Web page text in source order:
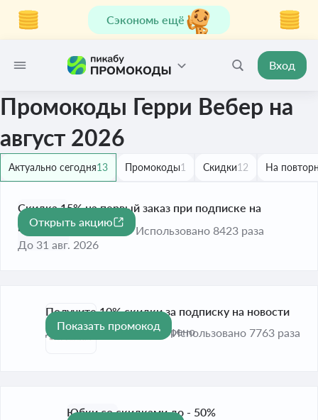
Сэкономь ещё
Вход
Промокоды Герри Вебер на
август 2026
Актуально сегодня13 Промокоды1 Скидки12 На
-15%
Скидка 15% на первый заказ при подписке на
рассылку
До 31 авг. 2026
Открыть акцию
Использовано 8423 раза
Получите 10% скидки за подписку на новости
До 31 авг. 2026
Проверено
Показать промокод
Использовано 7763 раза
Юбки со скидками до - 50%